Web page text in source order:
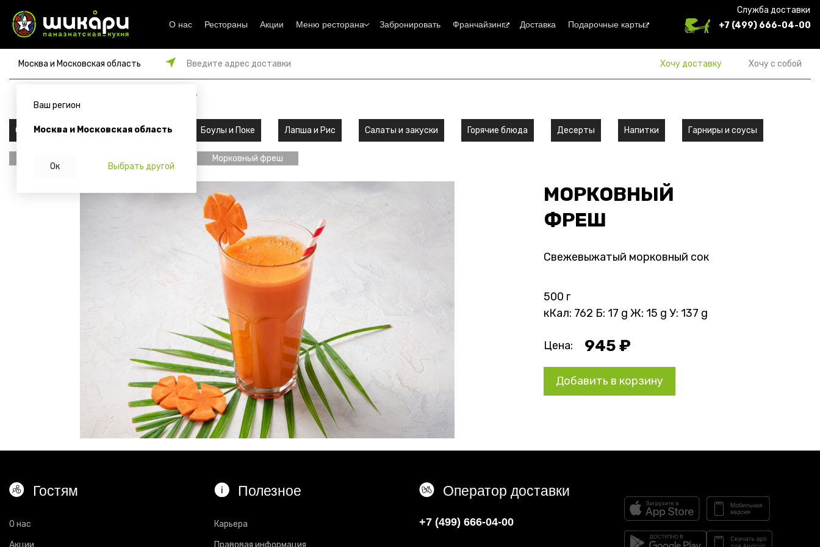
О нас Рестораны Акции Меню ресторана Забронировать Франчайзинг Доставка Подарочные карты
Служба доставки
+7 (499) 666-04-00
Москва и Московская область Введите адрес доставки Хочу доставку Хочу с собой
Ваш регион
Москва и Московская область
Ок Выбрать другой
₽
Сеты Роллы Супы и хлеб Боулы и Поке Лапша и Рис Салаты и закуски Горячие блюда Десерты Напитки Гарниры и соусы
Морковный фреш
МОРКОВНЫЙ
ФРЕШ
Свежевыжатый морковный сок
500 г
кКал: 762 Б: 17 g Ж: 15 g У: 137 g
Цена: 945 ₽
Добавить в корзину
Гостям
О нас
Акции
Полезное
Карьера
Правовая информация
Оператор доставки
+7 (499) 666-04-00